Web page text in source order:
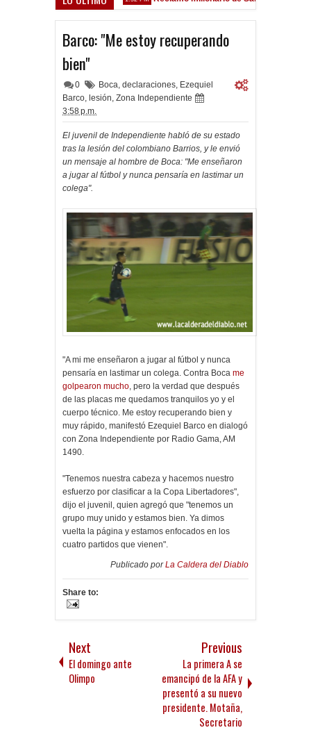
Barco: "Me estoy recuperando
bien"
0 Boca, declaraciones, Ezequiel
Barco, lesión, Zona Independiente
3:58 p.m.
El juvenil de Independiente habló de su estado
tras la lesión del colombiano Barrios, y le envió
un mensaje al hombre de Boca: "Me enseñaron
a jugar al fútbol y nunca pensaría en lastimar un
colega".
"A mi me enseñaron a jugar al fútbol y nunca
pensaría en lastimar un colega. Contra Boca me
golpearon mucho, pero la verdad que después
de las placas me quedamos tranquilos yo y el
cuerpo técnico. Me estoy recuperando bien y
muy rápido, manifestó Ezequiel Barco en dialogó
con Zona Independiente por Radio Gama, AM
1490.
"Tenemos nuestra cabeza y hacemos nuestro
esfuerzo por clasificar a la Copa Libertadores",
dijo el juvenil, quien agregó que "tenemos un
grupo muy unido y estamos bien. Ya dimos
vuelta la página y estamos enfocados en los
cuatro partidos que vienen".
Publicado porLa Caldera del Diablo
Share to:
Next
El domingo ante
Olimpo
Previous
La primera A se
emancipó de la AFA y
presentó a su nuevo
presidente. Motaña,
Secretario